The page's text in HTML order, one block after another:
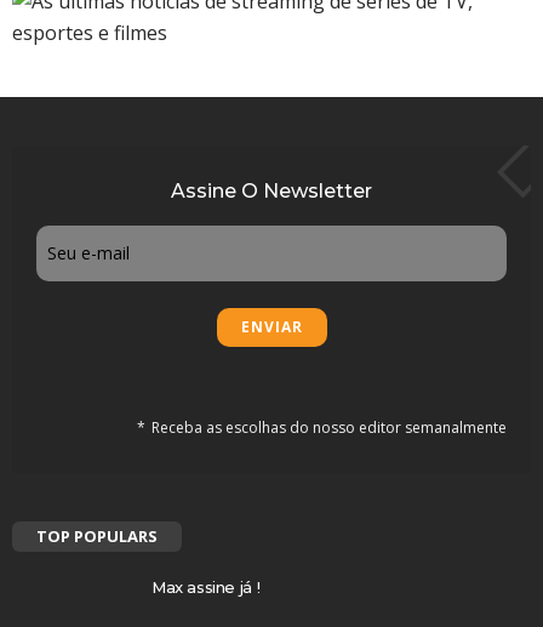
Assine O Newsletter
Email
Receba as escolhas do nosso editor semanalmente
TOP POPULARS
Max assine já !